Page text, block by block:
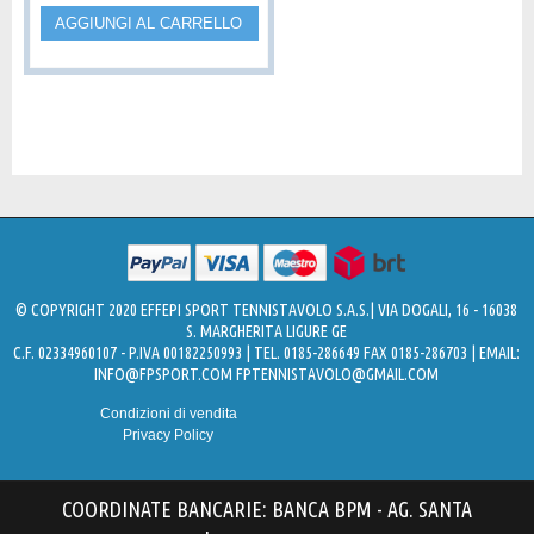
AGGIUNGI AL CARRELLO
© COPYRIGHT 2020 EFFEPI SPORT TENNISTAVOLO S.A.S.| VIA DOGALI, 16 - 16038
S. MARGHERITA LIGURE GE
C.F. 02334960107 - P.IVA 00182250993 | TEL. 0185-286649 FAX 0185-286703 | EMAIL:
INFO@FPSPORT.COM FPTENNISTAVOLO@GMAIL.COM
Condizioni di vendita
Privacy Policy
COORDINATE BANCARIE: BANCA BPM - AG. SANTA